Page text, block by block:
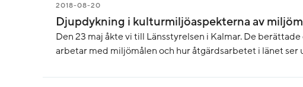
2018-08-20
Djupdykning i kulturmiljöaspekterna av
Den 23 maj åkte vi till Länsstyrelsen i Kalmar. De
arbetar med miljömålen och hur åtgärdsarbetet i länet ser